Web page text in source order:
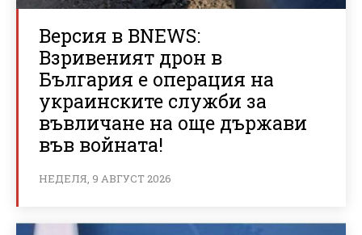
Версия в BNEWS:
Взривеният дрон в
България е операция на
украинските служби за
въвличане на още държави
във войната!
НЕДЕЛЯ, 9 АВГУСТ 2026